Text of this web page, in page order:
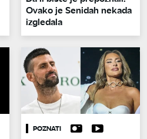
Ovako je Senidah nekada
izgledala
POZNATI